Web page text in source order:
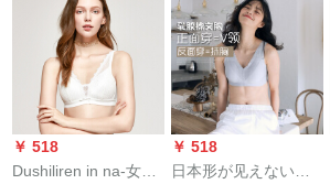
￥ 518
Dushiliren in na-女性
￥ 518
日本形が见えない予